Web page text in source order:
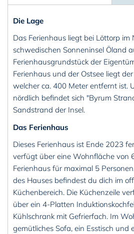
Die Lage
Das Ferienhaus liegt bei Löttorp im
schwedischen Sonneninsel Öland
Ferienhausgrundstück der
Ferienhaus und der Ostsee liegt
welcher ca. 400 Meter entfernt ist.
nördlich befindet sich "Byrum
Sandstrand der Insel.
Das Ferienhaus
Dieses Ferienhaus ist Ende 2023
verfügt über eine Wohnfläche von
Ferienhaus für maximal 5
des Hauses befindest du dich im
Küchenbereich. Die Küchenzeile
über ein 4-Platten
Kühlschrank mit Gefrierfach. Im
gemütliches Sofa, ein Esstisch und